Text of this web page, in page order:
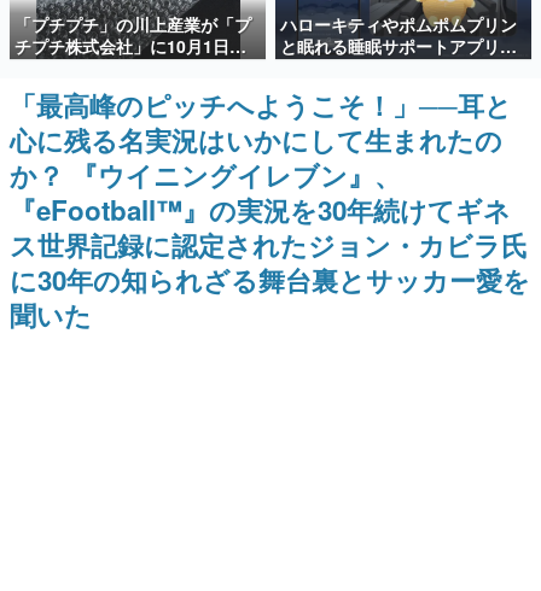
新世代に訊く
これからのデジタルゲーム市場を担う若きクリエイター達
の姿を追い、彼らのルーツと情熱を探っていきます。
ゲーム世代の作家たち
ゲームに多大な影響を受けた作家さんに取材し、ゲームが
日本のコンテンツ産業やカルチャーに与えた影響を探る企
画です。
日本モバイルゲーム産業史
日本のモバイルゲーム史における主要なトピック・タイト
ルを網羅するほか、開発者へのインタビューや識者による
解説を掲載。約20年の歴史が一望できる決定版！
「プチプチ」の川上産業が「プ
チプチ株式会社」に10月1日よ
り社名変更へ。創業58年で初め
ての変更で、“プチッ”と鳴るお
なじみの緩衝材が会社の名前に
ハローキティやポムポムプリン
と眠れる睡眠サポートアプリ
『ゆめたび』が配信中。キャラ
ごとのASMRや目覚ましアラー
ムも搭載
「最高峰のピッチへようこそ！」──耳と
心に残る名実況はいかにして生まれたの
か？ 『ウイニングイレブン』、
『eFootball™︎』の実況を30年続けてギネ
ス世界記録に認定されたジョン・カビラ氏
に30年の知られざる舞台裏とサッカー愛を
聞いた